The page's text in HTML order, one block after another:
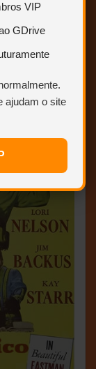
VIP
GDrive
ajudam o site
– WEB-